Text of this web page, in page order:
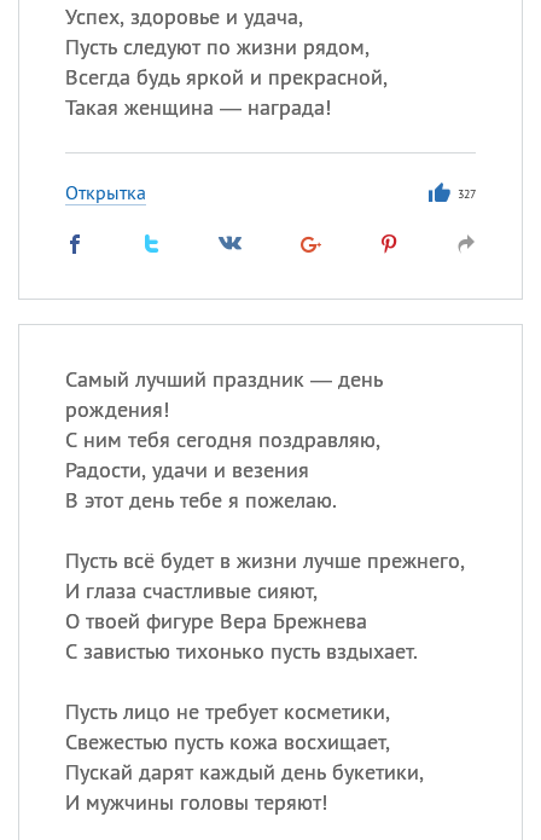
Успех, здоровье и удача,
Пусть следуют по жизни рядом,
Всегда будь яркой и прекрасной,
Такая женщина — награда!
Открытка 327
Самый лучший праздник — день
рождения!
С ним тебя сегодня поздравляю,
Радости, удачи и везения
В этот день тебе я пожелаю.
Пусть всё будет в жизни лучше прежнего,
И глаза счастливые сияют,
О твоей фигуре Вера Брежнева
С завистью тихонько пусть вздыхает.
Пусть лицо не требует косметики,
Свежестью пусть кожа восхищает,
Пускай дарят каждый день букетики,
И мужчины головы теряют!